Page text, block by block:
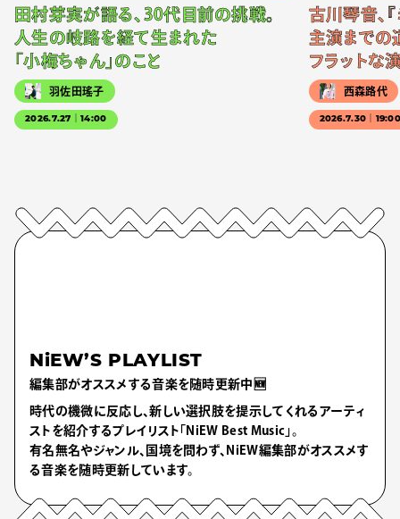
田村芽実が語る、30代目前の挑戦。
人生の岐路を経て生まれた
「小梅ちゃん」のこと
羽佐田瑤子
2026.7.27｜14:00
古川琴音、
主演までの
フラットな
西森路代
2026.7.30｜
NiEW’S PLAYLIST
編集部がオススメする音楽を随時更新中🆕
時代の機微に反応し、新しい選択肢を提示してくれるアーティ
ストを紹介するプレイリスト「NiEW Best Music」。
有名無名やジャンル、国境を問わず、NiEW編集部がオススメす
る音楽を随時更新しています。